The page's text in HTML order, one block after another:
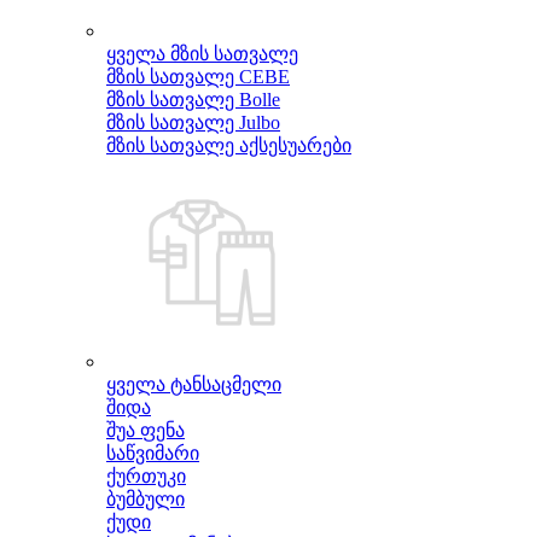
ყველა მზის სათვალე
მზის სათვალე CEBE
მზის სათვალე Bolle
მზის სათვალე Julbo
მზის სათვალე აქსესუარები
ყველა ტანსაცმელი
შიდა
შუა ფენა
საწვიმარი
ქურთუკი
ბუმბული
ქუდი